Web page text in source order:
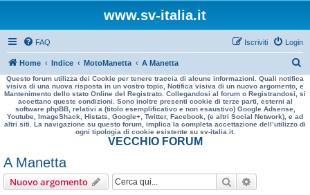
www.sv-italia.it
FAQ Login
Iscriviti
Home Indice MotoManetta A Manetta
e
r
a
Questo forum utilizza dei Cookie per tenere traccia di alcune informazioni. Quali notifica
visiva di una nuova risposta in un vostro topic, Notifica visiva di un nuovo argomento, e
Mantenimento dello stato Online del Registrato. Collegandosi al forum o Registrandosi, si
accettano queste condizioni. Sono inoltre presenti cookie di terze parti, esterni al
software phpBB, relativi a (titolo esemplificativo e non esaustivo) Google Adsense,
Youtube, ImageShack, Histats, Google+, Twitter, Facebook, (e altri Social Network), e ad
altri siti. La navigazione su questo forum, implica la completa accettazione dell’utilizzo di
ogni tipologia di cookie esistente su sv-italia.it.
VECCHIO FORUM
A Manetta
Nuovo argomento Cerca